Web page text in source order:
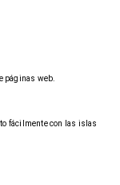
páginas web.
fácilmente con las islas